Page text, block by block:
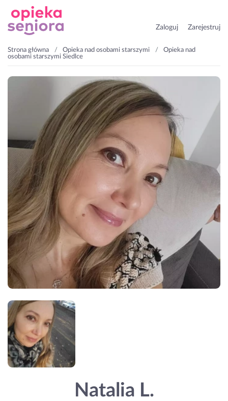
Zaloguj Zarejestruj
Strona główna Opieka nad osobami starszymi
Opieka nad
osobami starszymi Siedlce
Natalia L.